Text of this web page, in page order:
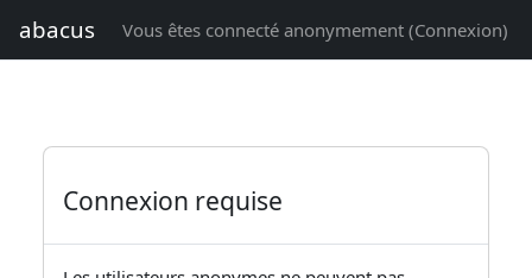
abacus Vous êtes connecté anonymement (Connexion)
Connexion requise